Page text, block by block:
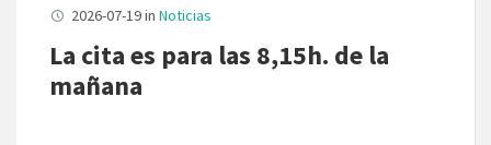
2026-07-19in Noticias
La cita es para las 8,15h. de la
mañana